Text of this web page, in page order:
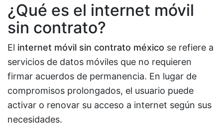
¿Qué es el internet móvil
sin contrato?
El internet móvil sin contrato méxico se refiere a
servicios de datos móviles que no requieren
firmar acuerdos de permanencia. En lugar de
compromisos prolongados, el usuario puede
activar o renovar su acceso a internet según sus
necesidades.